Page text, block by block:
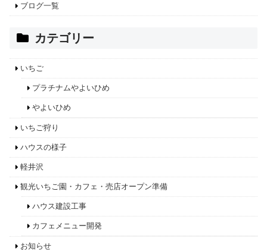
ブログ一覧
カテゴリー
いちご
プラチナムやよいひめ
やよいひめ
いちご狩り
ハウスの様子
軽井沢
観光いちご園・カフェ・売店オープン準備
ハウス建設工事
カフェメニュー開発
お知らせ